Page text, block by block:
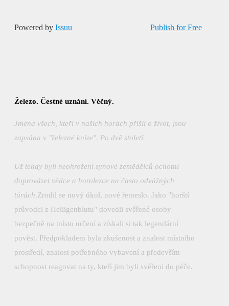
Powered by Issuu Publish for Free
Železo. Čestné uznání. Věčný.
Jména všech, kteří v našich horách přišli o život, jsou
zapsána v "železné knize". Po dvě století.
Už tehdy byli neohrožení synové zemědělců ochotni
doprovázet vědce a horolezce na často odvážných
túrách.Zrodil se nový úkol, nové řemeslo. Jako "horští
průvodci z Heiligenblutu" dovedli svěřené osoby
bezpečně na místo určení a získali si tak legendární
pověst. Předpokladem byla zkušenost a znalost místního
prostředí, znalost potřebného vybavení a především
schopnost reagovat na ty, kteří jim byli svěřeni do péče.